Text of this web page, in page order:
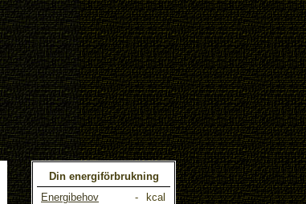
Din energiförbrukning
Energibehov
-
kcal